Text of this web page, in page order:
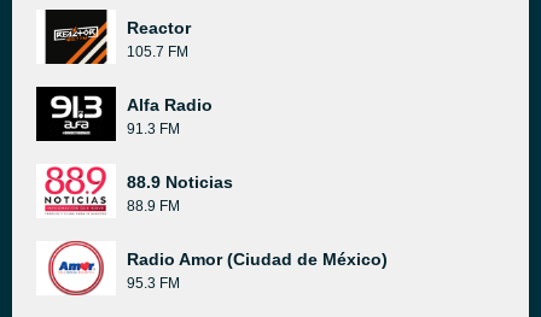
Reactor
105.7 FM
Alfa Radio
91.3 FM
88.9 Noticias
88.9 FM
Radio Amor (Ciudad de México)
95.3 FM